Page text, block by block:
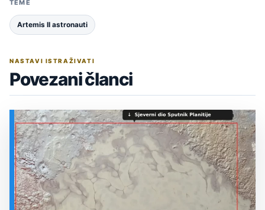
TEME
Artemis II astronauti
NASTAVI ISTRAŽIVATI
Povezani članci